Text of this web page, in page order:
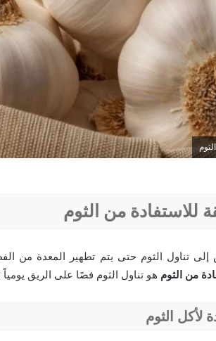
للاستفادة من الثوم
إلى تناول الثوم حتى يتم تطهير المعدة من
من الثوم هو تناول الثوم فصًا على الريق
لأكل الثوم